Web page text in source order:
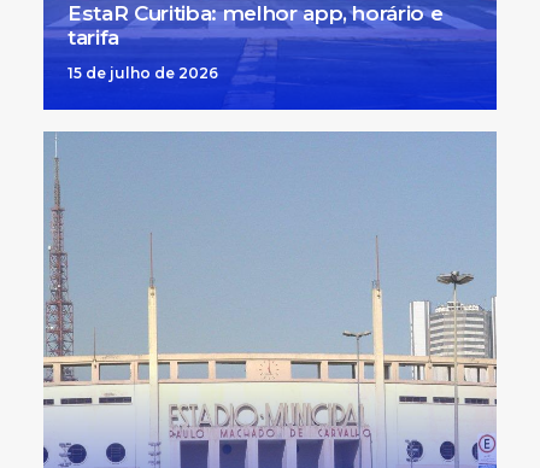
EstaR Curitiba: melhor app, horário e
tarifa
15 de julho de 2026